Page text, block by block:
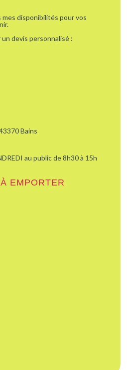
disponibilités pour vos
devis personnalisé :
Bains
au public de 8h30 à 15h
EMPORTER